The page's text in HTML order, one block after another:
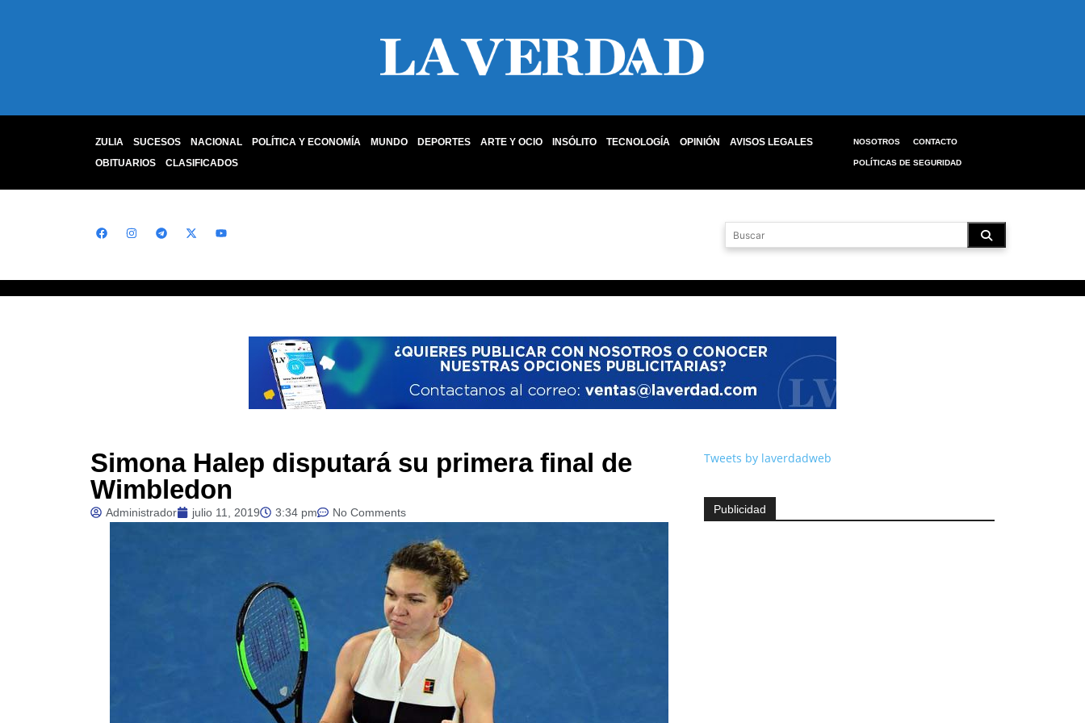
ZULIA SUCESOS NACIONAL POLÍTICA Y ECONOMÍA MUNDO DEPORTES ARTE Y OCIO INSÓLITO TECNOLOGÍA OPINIÓN
AVISOS LEGALES
OBITUARIOS
CLASIFICADOS
NOSOTROS CONTACTO
POLÍTICAS DE SEGURIDAD
Simona Halep disputará su primera final de
Wimbledon
Administrador julio 11, 2019 3:34 pm No Comments
Tweets by laverdadweb
Publicidad